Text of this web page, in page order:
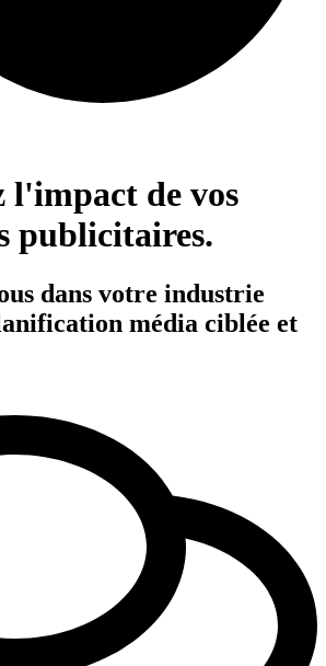
l'impact de vos
publicitaires.
dans votre industrie
média ciblée et